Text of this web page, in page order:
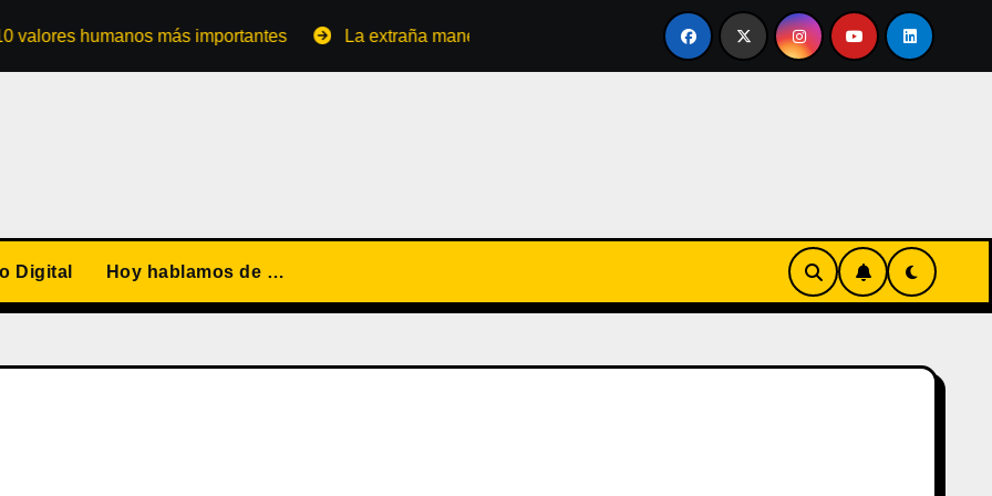
humanos más importantes La extraña manera de convertirse en familia El primer tour de la India Chiquitina
Digital Hoy hablamos de …